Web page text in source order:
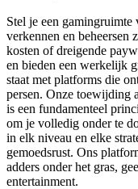
Stel je een
verkennen en beheersen
kosten of dreigende
en bieden een werkelijk
staat met platforms die
persen. Onze toewijding
is een fundamenteel
om je volledig onder te
in elk niveau en elke
gemoedsrust. Ons
adders onder het gras,
entertainment.